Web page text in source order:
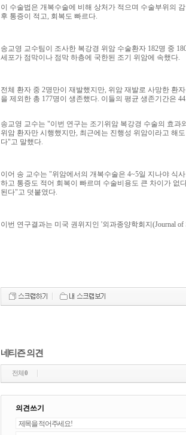
이 수술법은 개복수술에 비해 상처가 적으며 수술부위의
후 통증이 적고, 회복도 빠르다.
송교영 교수팀이 조사한 복강경 위암 수술환자 182명 중
세포가 점막이나 점막 하층에 국한된 조기 위암에 속했다.
전체 환자 중 2명만이 재발했지만, 위암 재발로 사망한 환
을 제외한 총 177명이 생존했다. 이들의 평균 생존기간은
송교영 교수는 "이번 연구는 조기위암 복강경 수술의 효
위암 환자만 시행했지만, 최근에는 진행성 위암이라고 해
다"고 말했다.
이어 송 교수는 "위암에서의 개복수술은 4~5일 지나야 식
하고 통증도 적어 회복이 빠르며 수술비용도 큰 차이가 없
된다"고 덧붙였다.
이번 연구결과는 미국 권위지인 '외과종양학회지(Journal
네티즌 의견
전체0
의견쓰기